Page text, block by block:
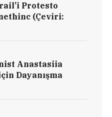
Protesto
(Çeviri:
Anastasiia
Dayanışma